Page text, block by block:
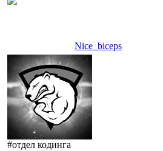
Nice_biceps
#отдел кодинга